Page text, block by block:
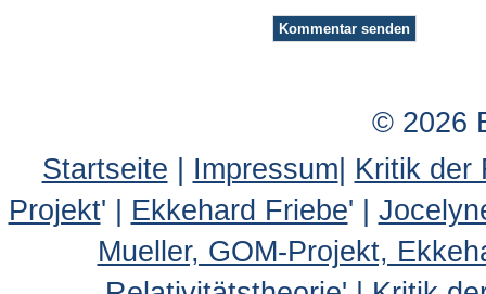
© 2026
Startseite | Impressum| Kritik der
Projekt' | Ekkehard Friebe' |
Mueller, GOM-Projekt,